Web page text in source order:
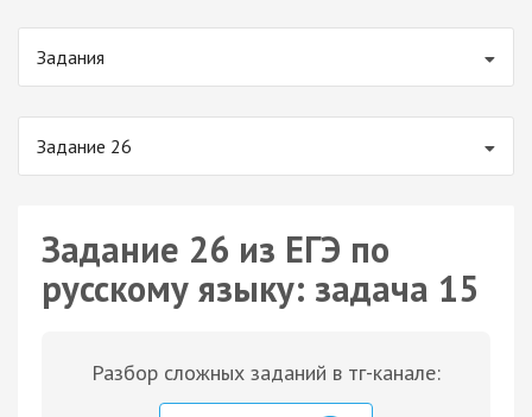
Задания
Задание 26
Задание 26 из ЕГЭ по
русскому языку: задача 15
Разбор сложных заданий в тг-канале: